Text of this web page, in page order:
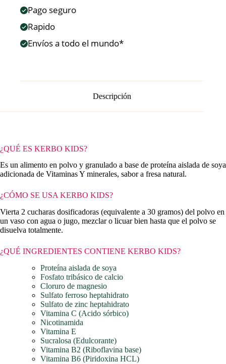
Pago seguro
Rapido
Envíos a todo el mundo*
Descripción
¿QUÉ ES KERBO KIDS?
Es un alimento en polvo y granulado a base de proteína aislada de soya
adicionada de Vitaminas Y minerales, sabor a fresa natural.
¿CÓMO SE USA KERBO KIDS?
Vierta 2 cucharas dosificadoras (equivalente a 30 gramos) del polvo en
un vaso con agua o jugo, mezclar o licuar bien hasta que el polvo se
disuelva totalmente.
¿QUÉ INGREDIENTES CONTIENE KERBO KIDS?
Proteína aislada de soya
Fosfato tribásico de calcio
Cloruro de magnesio
Sulfato ferroso heptahidrato
Sulfato de zinc heptahidrato
Vitamina C (Acido sórbico)
Nicotinamida
Vitamina E
Sucralosa (Edulcorante)
Vitamina B2 (Riboflavina base)
Vitamina B6 (Piridoxina HCL)